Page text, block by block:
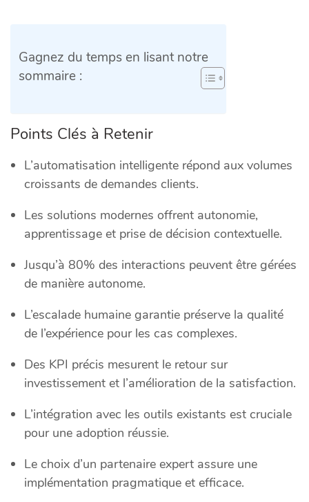
Gagnez du temps en lisant notre
sommaire :
Points Clés à Retenir
L’automatisation intelligente répond aux volumes
croissants de demandes clients.
Les solutions modernes offrent autonomie,
apprentissage et prise de décision contextuelle.
Jusqu’à 80% des interactions peuvent être gérées
de manière autonome.
L’escalade humaine garantie préserve la qualité
de l’expérience pour les cas complexes.
Des KPI précis mesurent le retour sur
investissement et l’amélioration de la satisfaction.
L’intégration avec les outils existants est cruciale
pour une adoption réussie.
Le choix d’un partenaire expert assure une
implémentation pragmatique et efficace.